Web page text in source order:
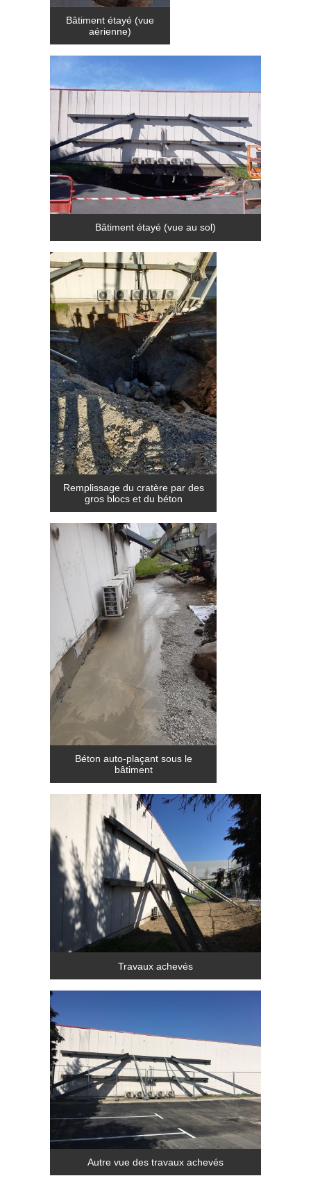
Bâtiment étayé (vue
aérienne)
Bâtiment étayé (vue au sol)
Remplissage du cratère par des
gros blocs et du béton
Béton auto-plaçant sous le
bâtiment
Travaux achevés
Autre vue des travaux achevés